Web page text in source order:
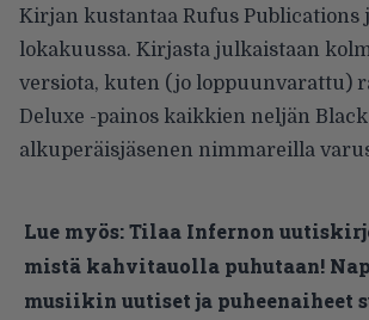
Kirjan kustantaa Rufus Publications
lokakuussa. Kirjasta julkaistaan
versiota, kuten (jo loppuunvarattu)
Deluxe -painos kaikkien neljän Black
alkuperäisjäsenen nimmareilla
Lue myös:Tilaa Infernon
mistä kahvitauolla puhutaan!
musiikin uutiset ja puheenaiheet